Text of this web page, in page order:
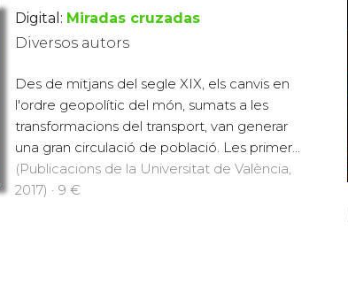
Digital: Miradas cruzadas
Diversos autors
Des de mitjans del segle XIX, els canvis en
l'ordre geopolític del món, sumats a les
transformacions del transport, van generar
una gran circulació de població. Les primer...
(Publicacions de la Universitat de València,
2017) · 9 €